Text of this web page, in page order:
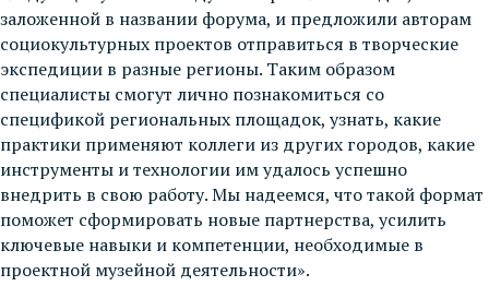
заложенной в названии форума, и предложили авторам
социокультурных проектов отправиться в творческие
экспедиции в разные регионы. Таким образом
специалисты смогут лично познакомиться со
спецификой региональных площадок, узнать, какие
практики применяют коллеги из других городов, какие
инструменты и технологии им удалось успешно
внедрить в свою работу. Мы надеемся, что такой формат
поможет сформировать новые партнерства, усилить
ключевые навыки и компетенции, необходимые в
проектной музейной деятельности».